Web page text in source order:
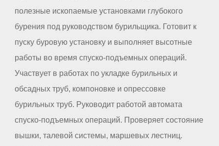
полезные ископаемые установками глубокого
бурения под руководством бурильщика. Готовит к
пуску буровую установку и выполняет высотные
работы во время спуско-подъемных операций.
Участвует в работах по укладке бурильных и
обсадных труб, компоновке и опрессовке
бурильных труб. Руководит работой автомата
спуско-подъемных операций. Проверяет состояние
вышки, талевой системы, маршевых лестниц.